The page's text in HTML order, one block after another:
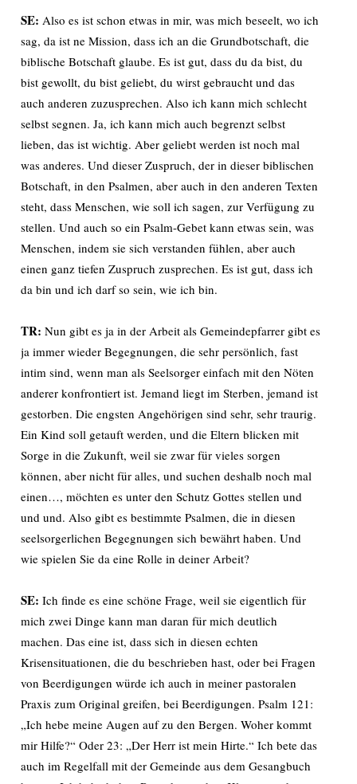
SE: Also es ist schon etwas in mir, was mich beseelt, wo ich
sag, da ist ne Mission, dass ich an die Grundbotschaft, die
biblische Botschaft glaube. Es ist gut, dass du da bist, du
bist gewollt, du bist geliebt, du wirst gebraucht und das
auch anderen zuzusprechen. Also ich kann mich schlecht
selbst segnen. Ja, ich kann mich auch begrenzt selbst
lieben, das ist wichtig. Aber geliebt werden ist noch mal
was anderes. Und dieser Zuspruch, der in dieser biblischen
Botschaft, in den Psalmen, aber auch in den anderen Texten
steht, dass Menschen, wie soll ich sagen, zur Verfügung zu
stellen. Und auch so ein Psalm-Gebet kann etwas sein, was
Menschen, indem sie sich verstanden fühlen, aber auch
einen ganz tiefen Zuspruch zusprechen. Es ist gut, dass ich
da bin und ich darf so sein, wie ich bin.
TR: Nun gibt es ja in der Arbeit als Gemeindepfarrer gibt es
ja immer wieder Begegnungen, die sehr persönlich, fast
intim sind, wenn man als Seelsorger einfach mit den Nöten
anderer konfrontiert ist. Jemand liegt im Sterben, jemand ist
gestorben. Die engsten Angehörigen sind sehr, sehr traurig.
Ein Kind soll getauft werden, und die Eltern blicken mit
Sorge in die Zukunft, weil sie zwar für vieles sorgen
können, aber nicht für alles, und suchen deshalb noch mal
einen…, möchten es unter den Schutz Gottes stellen und
und und. Also gibt es bestimmte Psalmen, die in diesen
seelsorgerlichen Begegnungen sich bewährt haben. Und
wie spielen Sie da eine Rolle in deiner Arbeit?
SE: Ich finde es eine schöne Frage, weil sie eigentlich für
mich zwei Dinge kann man daran für mich deutlich
machen. Das eine ist, dass sich in diesen echten
Krisensituationen, die du beschrieben hast, oder bei Fragen
von Beerdigungen würde ich auch in meiner pastoralen
Praxis zum Original greifen, bei Beerdigungen. Psalm 121:
„Ich hebe meine Augen auf zu den Bergen. Woher kommt
mir Hilfe?“ Oder 23: „Der Herr ist mein Hirte.“ Ich bete das
auch im Regelfall mit der Gemeinde aus dem Gesangbuch